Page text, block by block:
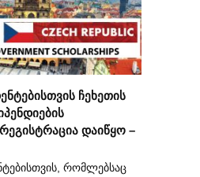
ჩეხეთის
დაიწყო –
რომლებსაც